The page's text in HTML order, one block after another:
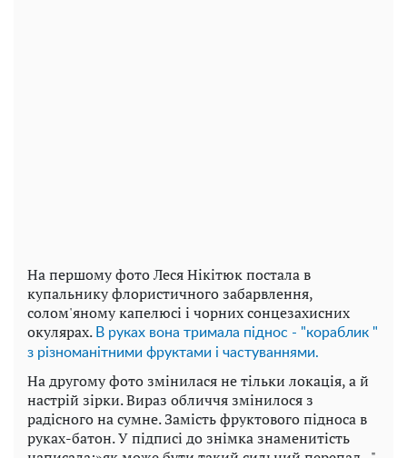
На першому фото Леся Нікітюк постала в
купальнику флористичного забарвлення,
солом'яному капелюсі і чорних сонцезахисних
окулярах. В руках вона тримала піднос - "кораблик "
з різноманітними фруктами і частуваннями.
На другому фото змінилася не тільки локація, а й
настрій зірки. Вираз обличчя змінилося з
радісного на сумне. Замість фруктового підноса в
руках-батон. У підписі до знімка знаменитість